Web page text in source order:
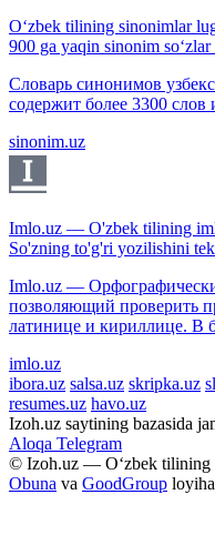
O‘zbek tilining sinonimlar
900 ga yaqin sinonim
Словарь синонимов
содержит более 3300
sinonim.uz
Imlo.uz — O'zbek tilining
So'zning to'g'ri yozilishini
Imlo.uz —
позволяющий проверить
латинице и кириллице. В
imlo.uz
ibora.uz salsa.uz skripka.uz
resumes.uz havo.uz
Izoh.uz saytining bazasida
Aloqa Telegram
© Izoh.uz — O‘zbek tilining
Obuna va GoodGroup